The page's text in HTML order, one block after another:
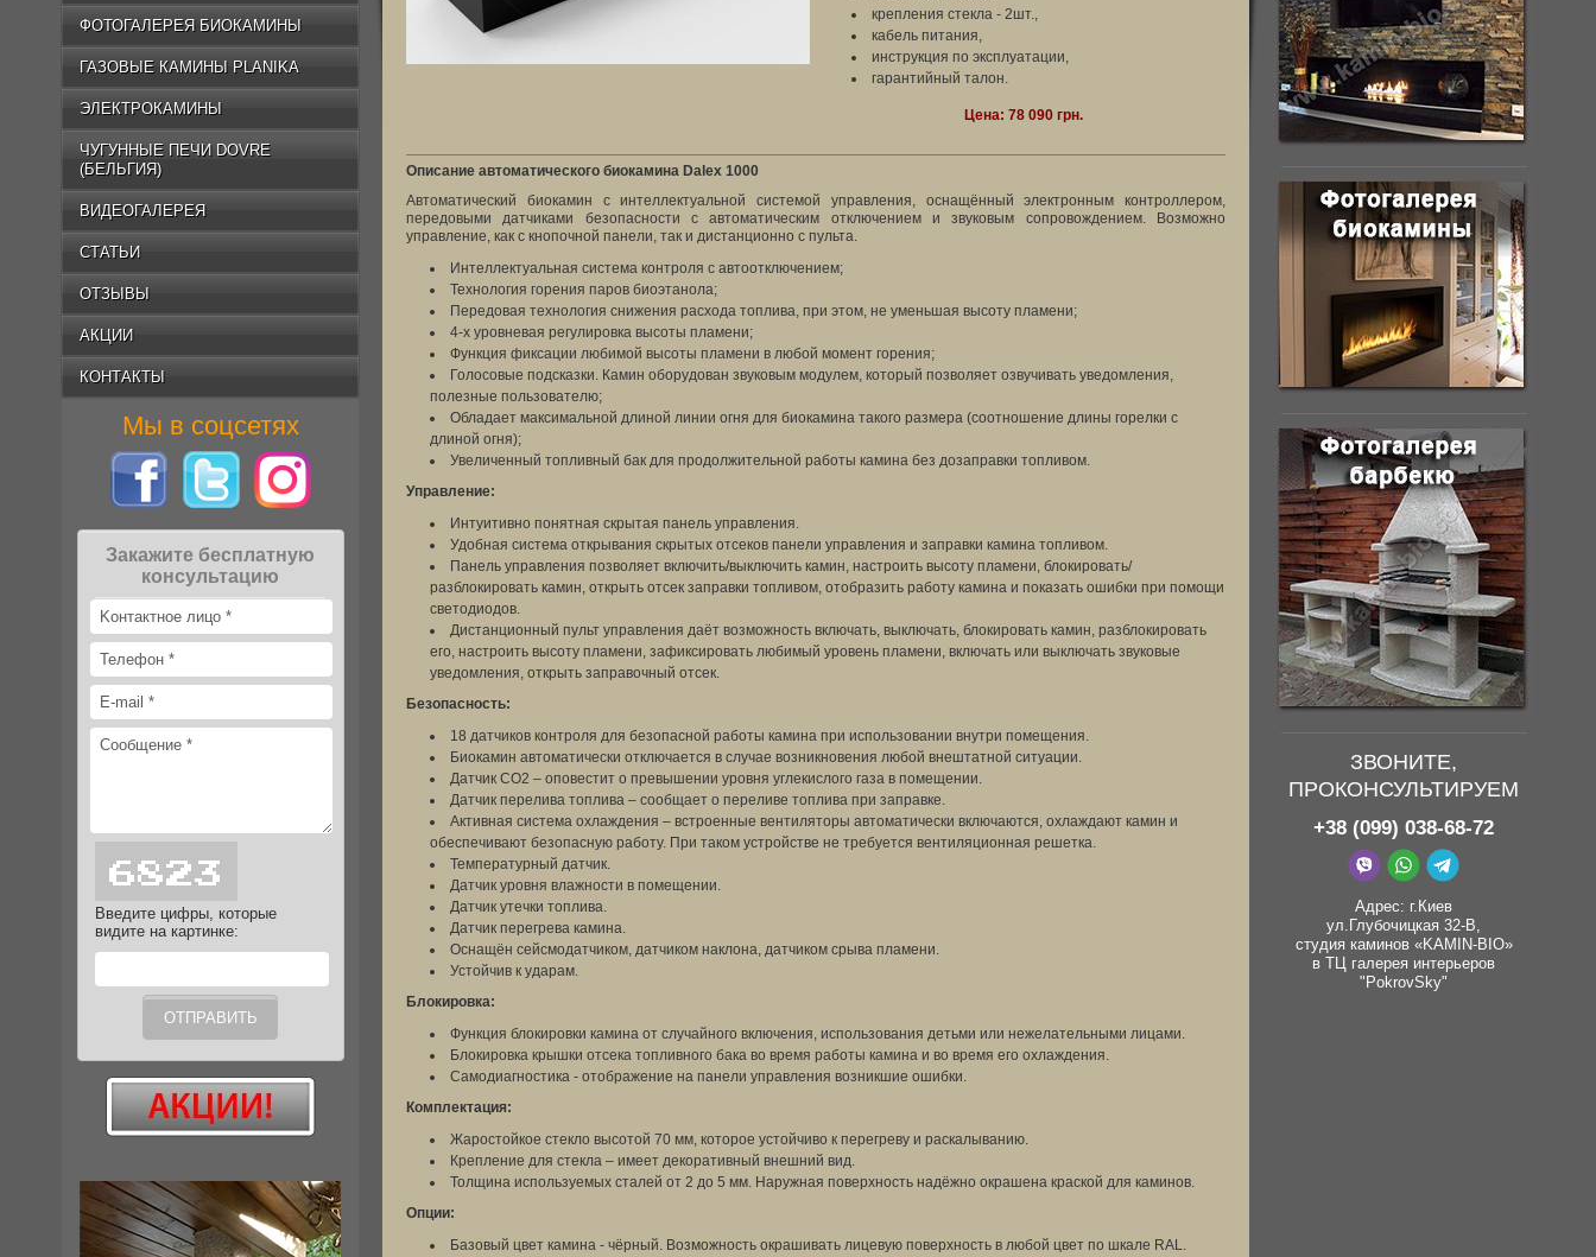
ФОТОГАЛЕРЕЯ БИОКАМИНЫ
ГАЗОВЫЕ КАМИНЫ PLANIKA
ЭЛЕКТРОКАМИНЫ
ЧУГУННЫЕ ПЕЧИ DOVRE
(БЕЛЬГИЯ)
ВИДЕОГАЛЕРЕЯ
СТАТЬИ
ОТЗЫВЫ
АКЦИИ
КОНТАКТЫ
Мы в соцсетях
Закажите бесплатную
консультацию
Введите цифры, которые
видите на картинке:
крепления стекла - 2шт.,
кабель питания,
инструкция по эксплуатации,
гарантийный талон.
Цена: 78 090 грн.
Описание автоматического биокамина Dalex 1000
Автоматический биокамин с интеллектуальной системой управления, оснащённый электронным контроллером,
передовыми датчиками безопасности с автоматическим отключением и звуковым сопровождением. Возможно
управление, как с кнопочной панели, так и дистанционно с пульта.
Интеллектуальная система контроля с автоотключением;
Технология горения паров биоэтанола;
Передовая технология снижения расхода топлива, при этом, не уменьшая высоту пламени;
4-х уровневая регулировка высоты пламени;
Функция фиксации любимой высоты пламени в любой момент горения;
Голосовые подсказки. Камин оборудован звуковым модулем, который позволяет озвучивать уведомления,
полезные пользователю;
Обладает максимальной длиной линии огня для биокамина такого размера (соотношение длины горелки с
длиной огня);
Увеличенный топливный бак для продолжительной работы камина без дозаправки топливом.
Управление:
Интуитивно понятная скрытая панель управления.
Удобная система открывания скрытых отсеков панели управления и заправки камина топливом.
Панель управления позволяет включить/выключить камин, настроить высоту пламени, блокировать/
разблокировать камин, открыть отсек заправки топливом, отобразить работу камина и показать ошибки при помощи
светодиодов.
Дистанционный пульт управления даёт возможность включать, выключать, блокировать камин, разблокировать
его, настроить высоту пламени, зафиксировать любимый уровень пламени, включать или выключать звуковые
уведомления, открыть заправочный отсек.
Безопасность:
18 датчиков контроля для безопасной работы камина при использовании внутри помещения.
Биокамин автоматически отключается в случае возникновения любой внештатной ситуации.
Датчик СО2 – оповестит о превышении уровня углекислого газа в помещении.
Датчик перелива топлива – сообщает о переливе топлива при заправке.
Активная система охлаждения – встроенные вентиляторы автоматически включаются, охлаждают камин и
обеспечивают безопасную работу. При таком устройстве не требуется вентиляционная решетка.
Температурный датчик.
Датчик уровня влажности в помещении.
Датчик утечки топлива.
Датчик перегрева камина.
Оснащён сейсмодатчиком, датчиком наклона, датчиком срыва пламени.
Устойчив к ударам.
Блокировка:
Функция блокировки камина от случайного включения, использования детьми или нежелательными лицами.
Блокировка крышки отсека топливного бака во время работы камина и во время его охлаждения.
Самодиагностика - отображение на панели управления возникшие ошибки.
Комплектация:
Жаростойкое стекло высотой 70 мм, которое устойчиво к перегреву и раскалыванию.
Крепление для стекла – имеет декоративный внешний вид.
Толщина используемых сталей от 2 до 5 мм. Наружная поверхность надёжно окрашена краской для каминов.
Опции:
Базовый цвет камина - чёрный. Возможность окрашивать лицевую поверхность в любой цвет по шкале RAL.
ЗВОНИТЕ,
ПРОКОНСУЛЬТИРУЕМ
+38 (099) 038-68-72
Адрес: г.Киев
ул.Глубочицкая 32-В,
студия каминов «KAMIN-BIO»
в ТЦ галерея интерьеров
"PokrovSky"